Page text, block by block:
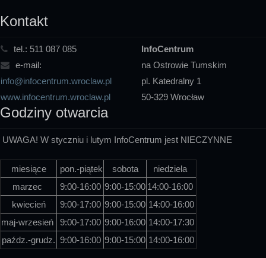
Kontakt
tel.: 511 087 085
e-mail:
info@infocentrum.wroclaw.pl
www.infocentrum.wroclaw.pl
InfoCentrum
na Ostrowie Tumskim
pl. Katedralny 1
50-329 Wrocław
Godziny otwarcia
UWAGA! W styczniu i lutym InfoCentrum jest NIECZYNNE
miesiące pon.-piątek sobota
niedziela
marzec
9:00-16:00 9:00-15:00 14:00-16:00
kwiecień
9:00-17:00 9:00-15:00 14:00-16:00
maj-wrzesień
9:00-17:00 9:00-16:00 14:00-17:30
paźdz.-grudz. 9:00-16:00 9:00-15:00 14:00-16:00